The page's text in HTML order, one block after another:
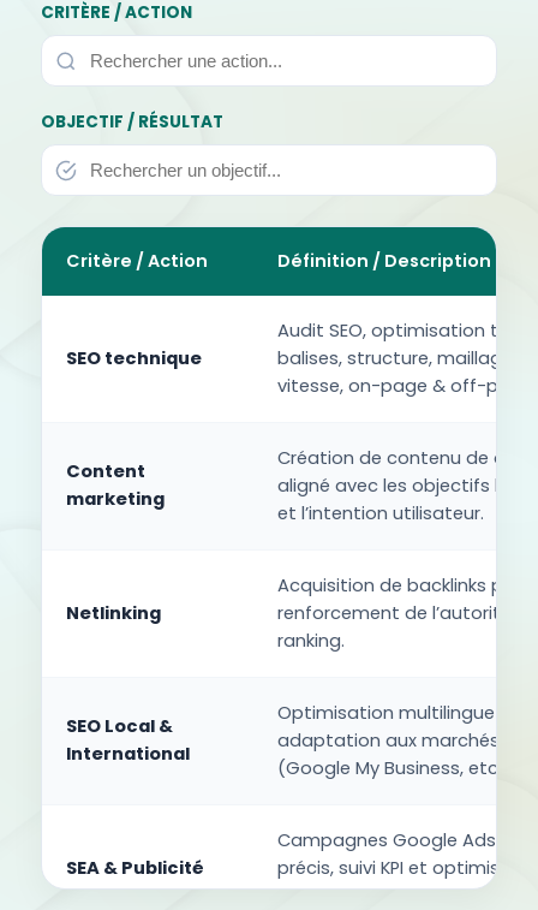
CRITÈRE / ACTION
OBJECTIF / RÉSULTAT
Critère / Action Définition / Description
SEO technique
Audit SEO, optimisation
balises, structure, maillage
vitesse, on-page & off-page.
Content
marketing
Création de contenu de
aligné avec les objectifs
et l’intention utilisateur.
Netlinking
Acquisition de backlinks
renforcement de l’autorité
ranking.
SEO Local &
International
Optimisation multilingue et
adaptation aux marchés
(Google My Business, etc.).
SEA & Publicité
Campagnes Google Ads,
précis, suivi KPI et
budget.